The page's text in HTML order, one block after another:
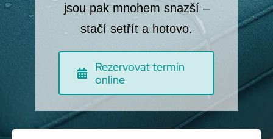
jsou pak mnohem snazší –
stačí setřít a hotovo.
Rezervovat termín
online